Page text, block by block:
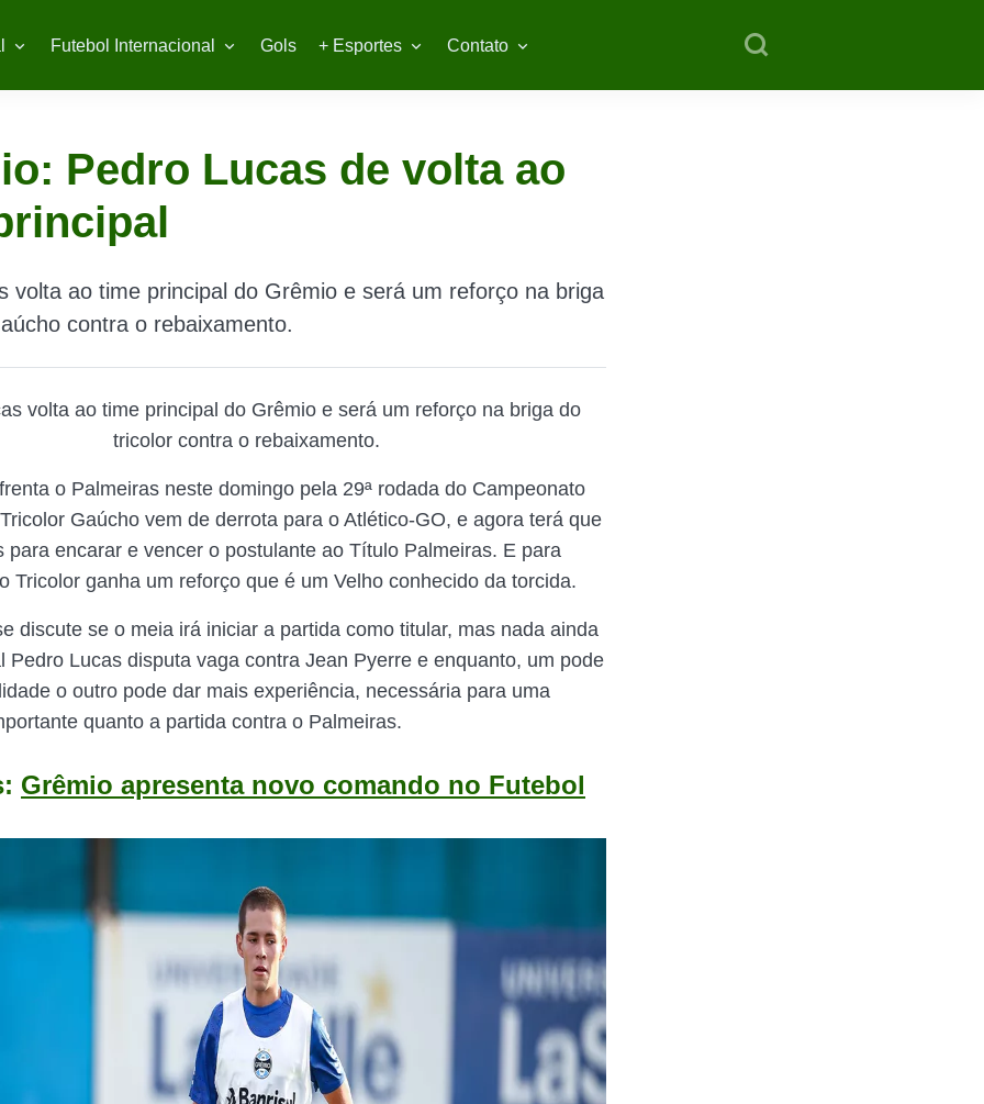
Futebol Internacional Gols + Esportes Contato
Pedro Lucas de volta ao
volta ao time principal do Grêmio e será um reforço na briga
contra o rebaixamento.
volta ao time principal do Grêmio e será um reforço na briga do
tricolor contra o rebaixamento.
o Palmeiras neste domingo pela 29ª rodada do Campeonato
Gaúcho vem de derrota para o Atlético-GO, e agora terá que
para encarar e vencer o postulante ao Título Palmeiras. E para
Tricolor ganha um reforço que é um Velho conhecido da torcida.
discute se o meia irá iniciar a partida como titular, mas nada ainda
Pedro Lucas disputa vaga contra Jean Pyerre e enquanto, um pode
o outro pode dar mais experiência, necessária para uma
quanto a partida contra o Palmeiras.
Grêmio apresenta novo comando no Futebol